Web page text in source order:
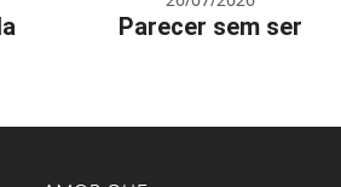
Parecer sem ser